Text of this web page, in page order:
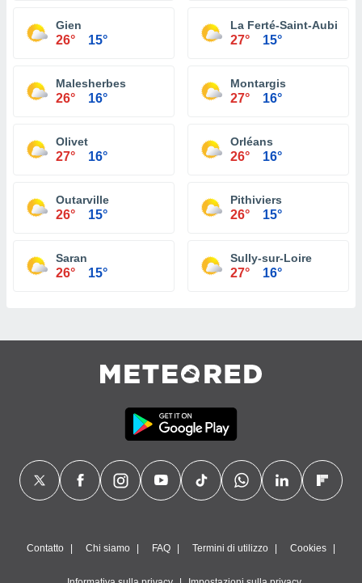
Gien
26° 15°
La Ferté-Saint-Aubin
27° 15°
Malesherbes
26° 16°
Montargis
27° 16°
Olivet
27° 16°
Orléans
26° 16°
Outarville
26° 15°
Pithiviers
26° 15°
Saran
26° 15°
Sully-sur-Loire
27° 16°
Contatto Chi siamo FAQ Termini di utilizzo Cookies